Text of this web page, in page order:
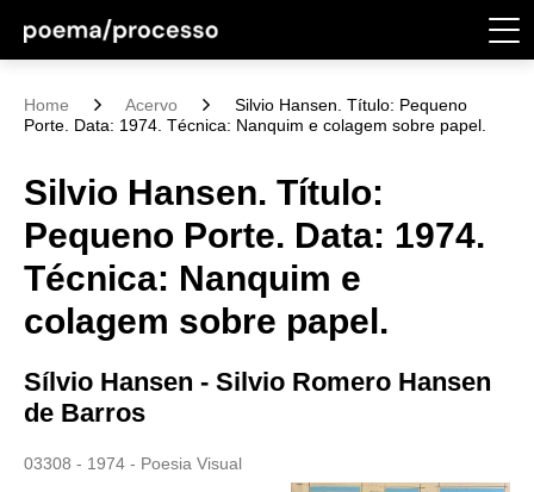
Home Acervo
Silvio Hansen. Título: Pequeno
Porte. Data: 1974. Técnica: Nanquim e colagem sobre papel.
Silvio Hansen. Título:
Pequeno Porte. Data: 1974.
Técnica: Nanquim e
colagem sobre papel.
Sílvio Hansen - Silvio Romero Hansen
de Barros
03308 - 1974 - Poesia Visual